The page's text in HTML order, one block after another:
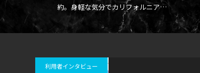
きるプラン。
短期留学、短期駐在、出張などに最
適！
利用者インタビュー